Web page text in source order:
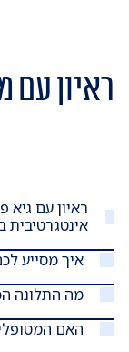
ראיון עם
אינטגרטיבית
איך מסייע
מה התלונה
האם